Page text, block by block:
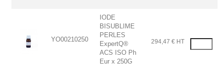
YO00210250
IODE
BISUBLIME
PERLES
ExpertQ®
ACS ISO Ph
Eur x 250G
294,47 € HT